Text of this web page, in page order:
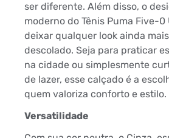
ser diferente. Além disso, o
moderno do Tênis Puma Five-0
deixar qualquer look ainda
descolado. Seja para praticar
na cidade ou simplesmente
de lazer, esse calçado é a
quem valoriza conforto e estilo.
Versatilidade